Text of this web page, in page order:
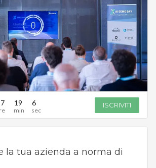
19 5 ISCRIVITI
la tua azienda a norma di